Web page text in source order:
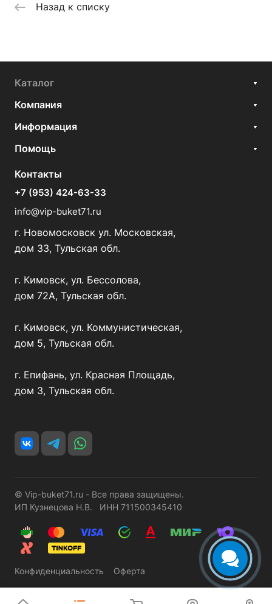
Назад к списку
Каталог
Компания
Информация
Помощь
Контакты
+7 (953) 424-63-33
info@vip-buket71.ru
г. Новомосковск ул. Московская,
дом 33, Тульская обл.
г. Кимовск, ул. Бессолова,
дом 72А, Тульская обл.
г. Кимовск, ул. Коммунистическая,
дом 5, Тульская обл.
г. Епифань, ул. Красная Площадь,
дом 3, Тульская обл.
© Vip-buket71.ru - Все права защищены.
ИП Кузнецова Н.В. ИНН 711500345410
Конфиденциальность Оферта